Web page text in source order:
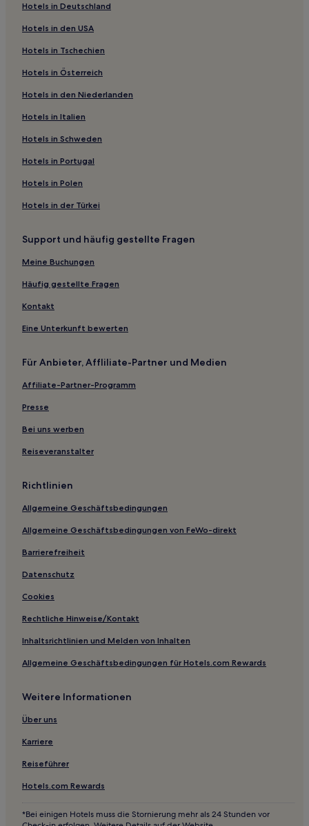
Bom Lugar Hotels
Rosario Hotels
Bacuri Hotels
Coroatá Hotels
Lago dos Rodrigues Hotels
Maranhão: Hotels
Pio XII Hotels
Penalva Hotels
Cajari Hotels
Santa Inês Hotels
Monção Hotels
Hotels in Deutschland
Hotels in den USA
Hotels in Tschechien
Hotels in Österreich
Hotels in den Niederlanden
Hotels in Italien
Hotels in Schweden
Hotels in Portugal
Hotels in Polen
Hotels in der Türkei
Support und häufig gestellte Fragen
Meine Buchungen
Häufig gestellte Fragen
Kontakt
Eine Unterkunft bewerten
Für Anbieter, Affliliate-Partner und Medien
Affiliate-Partner-Programm
Presse
Bei uns werben
Reiseveranstalter
Richtlinien
Allgemeine Geschäftsbedingungen
Allgemeine Geschäftsbedingungen von FeWo-direkt
Barrierefreiheit
Datenschutz
Cookies
Rechtliche Hinweise/Kontakt
Inhaltsrichtlinien und Melden von Inhalten
Allgemeine Geschäftsbedingungen für Hotels.com Rewards
Weitere Informationen
Über uns
Karriere
Reiseführer
Hotels.com Rewards
*Bei einigen Hotels muss die Stornierung mehr als 24 Stunden vor